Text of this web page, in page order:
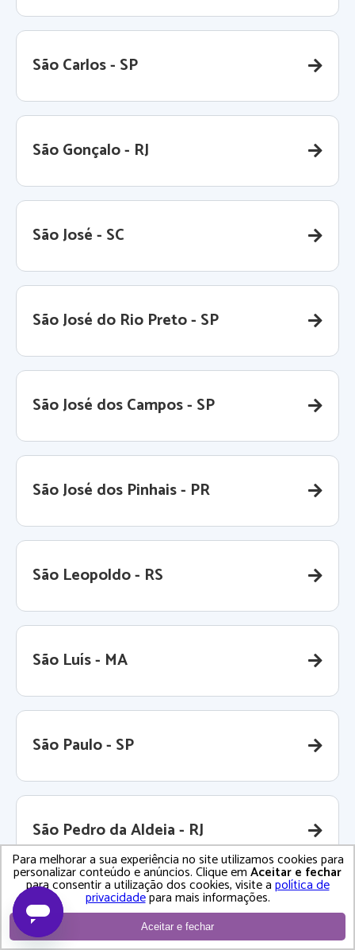
São Carlos - SP
São Gonçalo - RJ
São José - SC
São José do Rio Preto - SP
São José dos Campos - SP
São José dos Pinhais - PR
São Leopoldo - RS
São Luís - MA
São Paulo - SP
São Pedro da Aldeia - RJ
São Roque - SP
Para melhorar a sua experiência no site utilizamos cookies para
personalizar conteúdo e anúncios. Clique emAceitar e fechar
para consentir a utilização dos cookies, visite apolítica de
privacidadepara mais informações.
Aceitar e fechar